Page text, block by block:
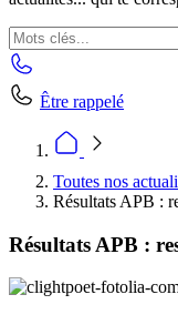
Être rappelé
Toutes nos
Résultats APB :
Résultats APB :